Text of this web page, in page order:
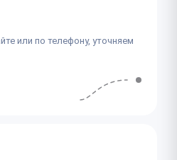
или по телефону, уточняем